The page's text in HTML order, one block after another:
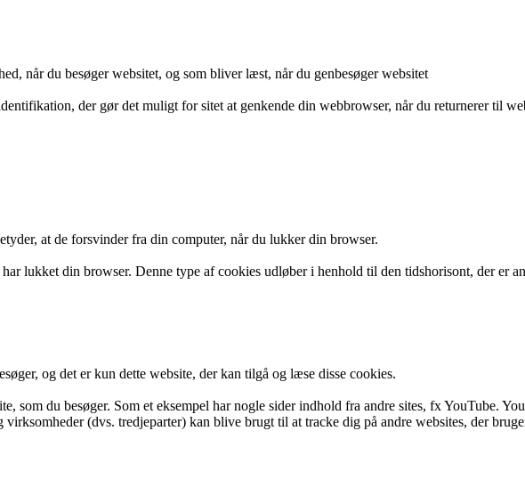
når du besøger websitet, og som bliver læst, når du genbesøger websitet
der gør det muligt for sitet at genkende din webbrowser, når du returnerer til
at de forsvinder fra din computer, når du lukker din browser.
lukket din browser. Denne type af cookies udløber i henhold til den tidshorisont, der er
og det er kun dette website, der kan tilgå og læse disse cookies.
som du besøger. Som et eksempel har nogle sider indhold fra andre sites, fx YouTube.
(dvs. tredjeparter) kan blive brugt til at tracke dig på andre websites, der